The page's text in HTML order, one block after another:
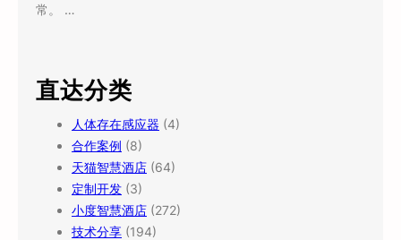
常。 …
直达分类
人体存在感应器 (4)
合作案例 (8)
天猫智慧酒店 (64)
定制开发 (3)
小度智慧酒店 (272)
技术分享 (194)